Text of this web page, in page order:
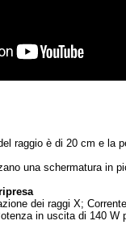
raggio è di 20 cm e la
una schermatura
dei raggi X;
in uscita di 140